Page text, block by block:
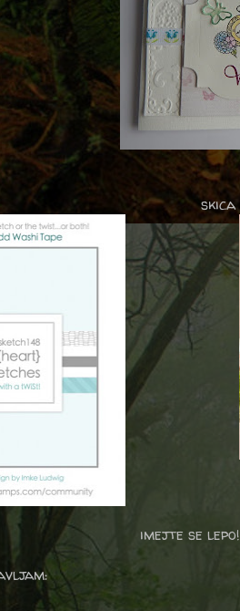
imejte se lepo!